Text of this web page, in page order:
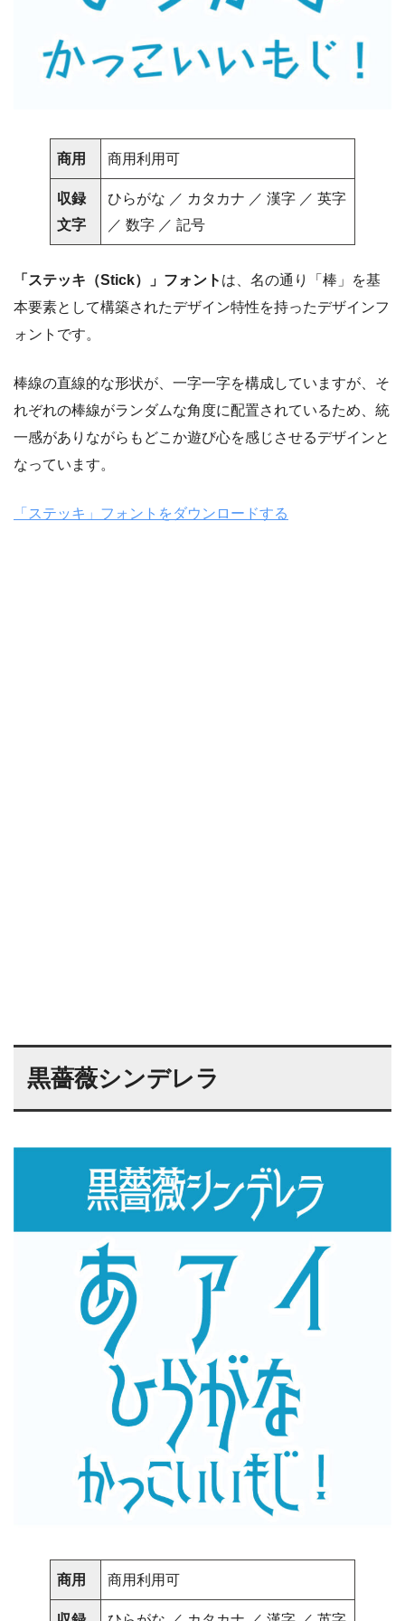
商用 商用利用可
収録
文字
ひらがな ／ カタカナ ／ 漢字 ／ 英字
／ 数字 ／ 記号
「ステッキ（Stick）」フォント は、名の通り「棒」を基
本要素として構築されたデザイン特性を持ったデザインフ
ォントです。
棒線の直線的な形状が、一字一字を構成していますが、そ
れぞれの棒線がランダムな角度に配置されているため、統
一感がありながらもどこか遊び心を感じさせるデザインと
なっています。
「ステッキ」フォントをダウンロードする
黒薔薇シンデレラ
商用 商用利用可